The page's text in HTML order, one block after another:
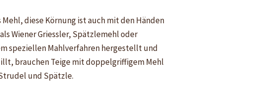
diese Körnung ist auch mit den Händen
Wiener Griessler, Spätzlemehl oder
speziellen Mahlverfahren hergestellt und
brauchen Teige mit doppelgriffigem Mehl
und Spätzle.